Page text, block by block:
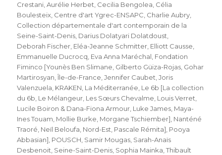
Crestani,Aurélie Herbet, Cecilia Bengolea, Célia
Boulesteix, Centre d'art Ygrec-ENSAPC, Charlie Aubry,
Collection départementale d'art contemporain de la
Seine-Saint-Denis, Darius Dolatyari Dolatdoust,
Deborah Fischer, Eléa-Jeanne Schmitter, Elliott Causse,
Emmanuelle Ducrocq, Eva Anna Maréchal, Fondation
Fiminco [Younès Ben Slimane, Gilberto Güiza-Rojas, Gohar
Martirosyan,Île-de-France,Jennifer Caubet,Joris
Valenzuela, KRAKEN, La Méditerranée, Le 6b [La collection
du 6b, Le Mélangeur, Les Sœurs Chevalme, Louis Verret,
Lucile Boiron & Dana-Fiona Armour, Luke James, Maya-
Ines Touam, Mollie Burke, Morgane Tschiember], Nanténé
Traoré, Neïl Beloufa, Nord-Est, Pascale Rémita], Pooya
Abbasian], POUSCH, Samir Mougas, Sarah-Anaïs
Desbenoit, Seine-Saint-Denis, Sophia Mainka,Thibault